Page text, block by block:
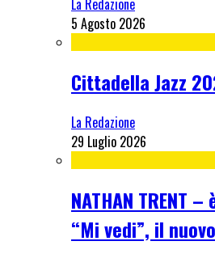
La Redazione
5 Agosto 2026
Cittadella Jazz
La Redazione
29 Luglio 2026
NATHAN TRENT
“Mi vedi”, il